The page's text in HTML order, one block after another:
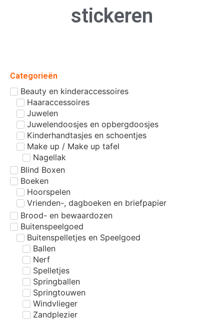
stickeren
Categorieën
Beauty en kinderaccessoires
Haaraccessoires
Juwelen
Juwelendoosjes en opbergdoosjes
Kinderhandtasjes en schoentjes
Make up / Make up tafel
Nagellak
Blind Boxen
Boeken
Hoorspelen
Vrienden-, dagboeken en briefpapier
Brood- en bewaardozen
Buitenspeelgoed
Buitenspelletjes en Speelgoed
Ballen
Nerf
Spelletjes
Springballen
Springtouwen
Windvlieger
Zandplezier